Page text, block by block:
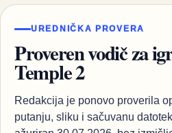
UREDNIČKA PROVERA
Proveren vodič za
Temple 2
Redakcija je ponovo proverila
putanju, sliku i sačuvanu